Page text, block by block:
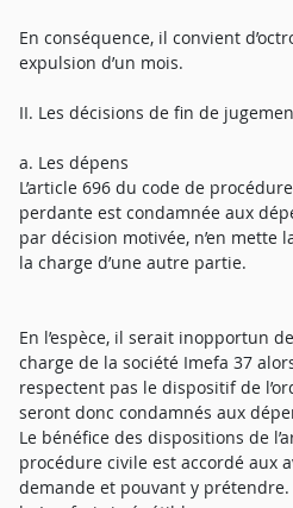
En conséquence, il convient
expulsion d’un mois.
II. Les décisions de fin de
a. Les dépens
L’article 696 du code de
perdante est condamnée aux
par décision motivée, n’en mette
la charge d’une autre partie.
En l’espèce, il serait inopportun
charge de la société Imefa 37
respectent pas le dispositif de
seront donc condamnés aux
Le bénéfice des dispositions de
procédure civile est accordé aux
demande et pouvant y prétendre.